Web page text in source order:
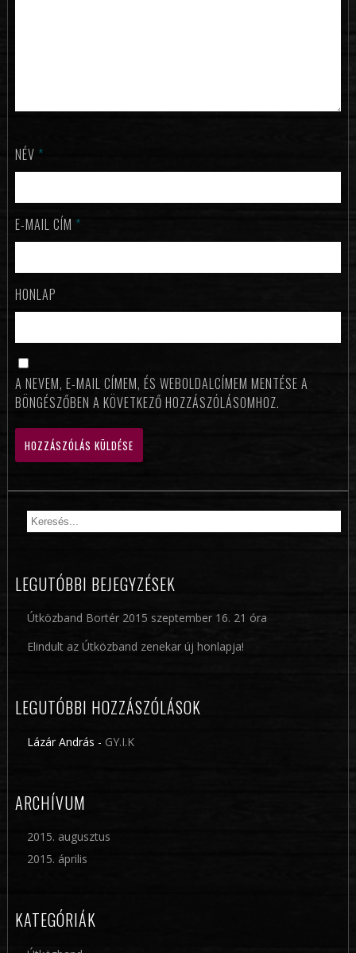
NÉV *
E-MAIL CÍM *
HONLAP
A NEVEM, E-MAIL CÍMEM, ÉS WEBOLDALCÍMEM MENTÉSE A
BÖNGÉSZŐBEN A KÖVETKEZŐ HOZZÁSZÓLÁSOMHOZ.
LEGUTÓBBI BEJEGYZÉSEK
Útközband Bortér 2015 szeptember 16. 21 óra
Elindult az Útközband zenekar új honlapja!
LEGUTÓBBI HOZZÁSZÓLÁSOK
Lázár András - GY.I.K
ARCHÍVUM
2015. augusztus
2015. április
KATEGÓRIÁK